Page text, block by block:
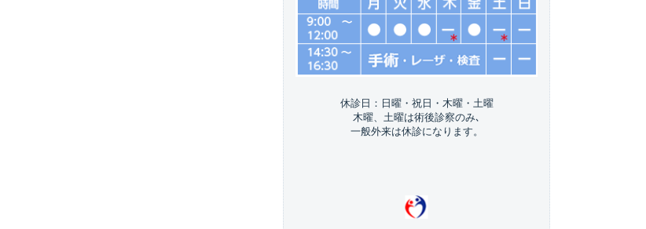
休診日：日曜・祝日・木曜・土曜
木曜、土曜は術後診察のみ､
一般外来は休診になります。